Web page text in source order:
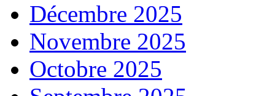
Décembre 2025
Novembre 2025
Octobre 2025